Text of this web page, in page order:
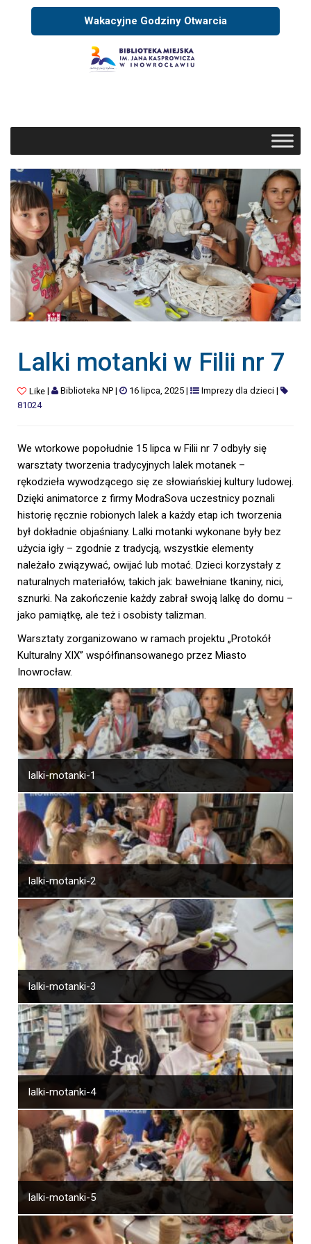
Wakacyjne Godziny Otwarcia
Lalki motanki w Filii nr 7
Like| Biblioteka NP| 16 lipca, 2025| Imprezy dla dzieci|
81024
We wtorkowe popołudnie 15 lipca w Filii nr 7 odbyły się
warsztaty tworzenia tradycyjnych lalek motanek –
rękodzieła wywodzącego się ze słowiańskiej kultury ludowej.
Dzięki animatorce z firmy ModraSova uczestnicy poznali
historię ręcznie robionych lalek a każdy etap ich tworzenia
był dokładnie objaśniany. Lalki motanki wykonane były bez
użycia igły – zgodnie z tradycją, wszystkie elementy
należało związywać, owijać lub motać. Dzieci korzystały z
naturalnych materiałów, takich jak: bawełniane tkaniny, nici,
sznurki. Na zakończenie każdy zabrał swoją lalkę do domu –
jako pamiątkę, ale też i osobisty talizman.
Warsztaty zorganizowano w ramach projektu „Protokół
Kulturalny XIX” współfinansowanego przez Miasto
Inowrocław.
lalki-motanki-1
lalki-motanki-2
lalki-motanki-3
lalki-motanki-4
lalki-motanki-5